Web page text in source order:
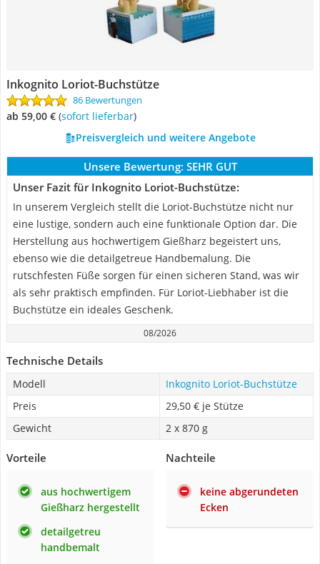
Inkognito Loriot-Buchstütze
86 Bewertungen
ab 59,00 € ( Sofort lieferbar)
Preisvergleich und weitere Angebote
Unsere Bewertung: SEHR GUT
Unser Fazit für Inkognito Loriot-Buchstütze:
In unserem Vergleich stellt die Loriot-Buchstütze nicht nur
eine lustige, sondern auch eine funktionale Option dar. Die
Herstellung aus hochwertigem Gießharz begeistert uns,
ebenso wie die detailgetreue Handbemalung. Die
rutschfesten Füße sorgen für einen sicheren Stand, was wir
als sehr praktisch empfinden. Für Loriot-Liebhaber ist die
Buchstütze ein ideales Geschenk.
08/2026
Technische Details
Modell
Inkognito Loriot-Buchstütze
Preis
29,50 € je Stütze
Gewicht
2 x 870 g
Vorteile
aus hochwertigem
Gießharz hergestellt
detailgetreu
handbemalt
Nachteile
keine abgerundeten
Ecken